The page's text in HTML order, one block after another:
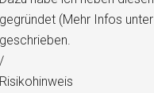
gegründet (Mehr Infos unter
geschrieben.
/
Risikohinweis